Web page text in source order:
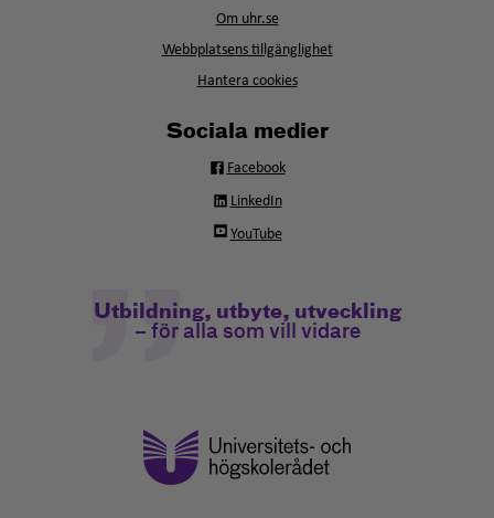
fönster
Om uhr.se
Webbplatsens tillgänglighet
Hantera cookies
Sociala medier
Facebook
LinkedIn
YouTube
Utbildning, utbyte, utveckling
– för alla som vill vidare